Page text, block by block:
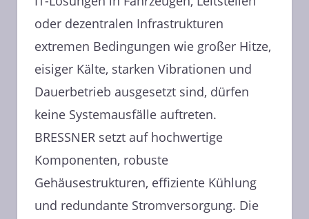
oder dezentralen Infrastrukturen
extremen Bedingungen wie großer Hitze,
eisiger Kälte, starken Vibrationen und
Dauerbetrieb ausgesetzt sind, dürfen
keine Systemausfälle auftreten.
BRESSNER setzt auf hochwertige
Komponenten, robuste
Gehäusestrukturen, effiziente Kühlung
und redundante Stromversorgung. Die